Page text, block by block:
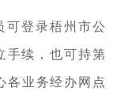
可登录梧州市公
手续，也可持第
各业务经办网点